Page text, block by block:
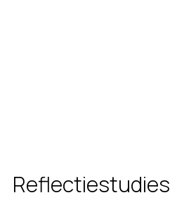
Reflectiestudies